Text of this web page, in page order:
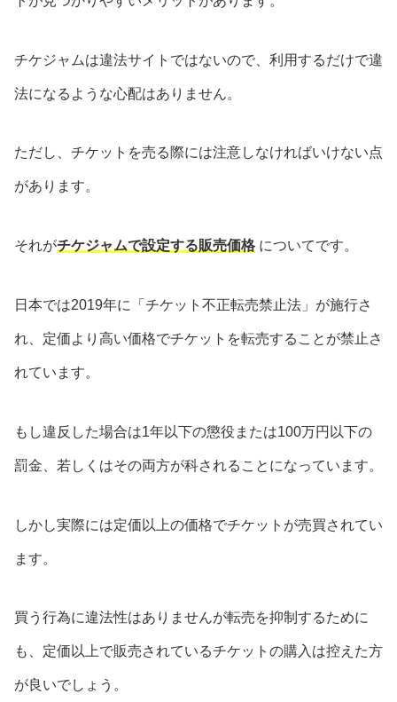
チケジャムは違法サイトではないので、利用するだけで違
法になるような心配はありません。
ただし、チケットを売る際には注意しなければいけない点
があります。
それがチケジャムで設定する販売価格 についてです。
日本では2019年に「チケット不正転売禁止法」が施行さ
れ、定価より高い価格でチケットを転売することが禁止さ
れています。
もし違反した場合は1年以下の懲役または100万円以下の
罰金、若しくはその両方が科されることになっています。
しかし実際には定価以上の価格でチケットが売買されてい
ます。
買う行為に違法性はありませんが転売を抑制するために
も、定価以上で販売されているチケットの購入は控えた方
が良いでしょう。